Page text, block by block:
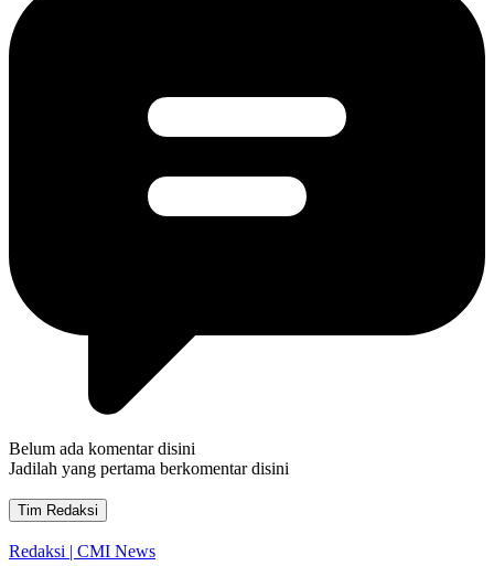
Belum ada komentar disini
Jadilah yang pertama berkomentar disini
Tim Redaksi
Redaksi | CMI News